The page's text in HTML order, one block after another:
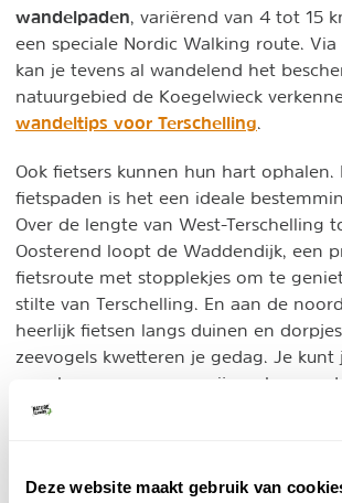
Deze website maakt gebruik van
wandelpaden , variërend van 4 tot 15
een speciale Nordic Walking route. Via
kan je tevens al wandelend het
natuurgebied de Koegelwieck
wandeltips voor Terschelling
Ook fietsers kunnen hun hart ophalen.
fietspaden is het een ideale
Over de lengte van West-Terschelling
Oosterend loopt de Waddendijk, een
fietsroute met stopplekjes om te
stilte van Terschelling. En aan de
heerlijk fietsen langs duinen en
zeevogels kwetteren je gedag. Je kunt
mee brengen, maar er zijn ook meer
opties voor (elektrische) fietsverhuur
3. Huifkartocht